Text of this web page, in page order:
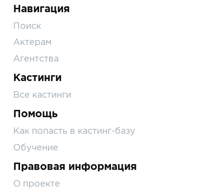
Навигация
Поиск
Актерам
Агентства
Кастинги
Все кастинги
Помощь
Как попасть в кастинг-базу
Обучение
Правовая информация
О проекте